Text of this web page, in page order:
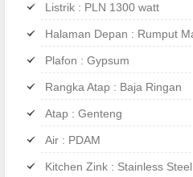
Listrik : PLN 1300 watt
Halaman Depan : Rumput
Plafon : Gypsum
Rangka Atap : Baja Ringan
Atap : Genteng
Air : PDAM
Kitchen Zink : Stainless Steel